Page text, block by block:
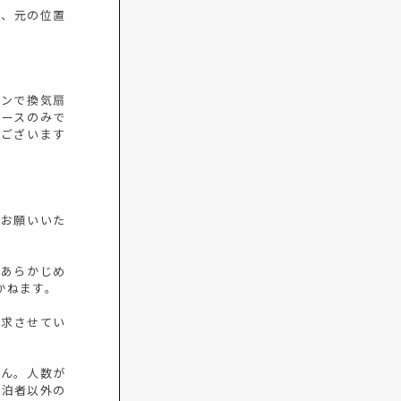
元の位置
で換気扇
スのみで
ざいます
願いいた
らかじめ
ます。
させてい
。人数が
者以外の